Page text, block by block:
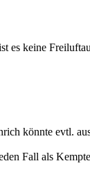
es keine
könnte evtl.
Fall als